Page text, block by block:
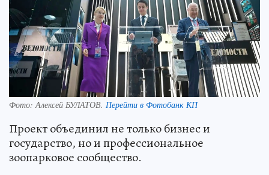
Фото:Алексей БУЛАТОВ. Перейти в Фотобанк КП
Проект объединил не только бизнес и
государство, но и профессиональное
зоопарковое сообщество.